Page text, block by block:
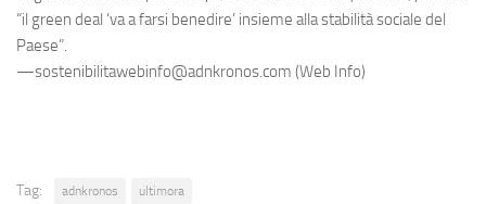
“il green deal ‘va a farsi benedire’ insieme alla stabilità sociale del
Paese”.
—sostenibilitawebinfo@adnkronos.com (Web Info)
Tag: adnkronos ultimora